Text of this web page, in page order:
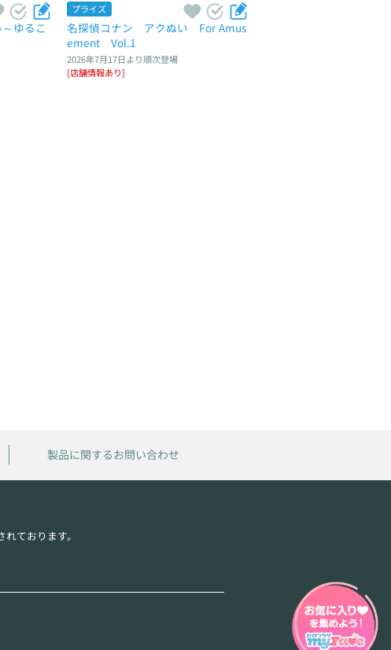
ゆるこ
プライズ
名探偵コナン　アクぬい　For Amus
ement　Vol.1
2026年7月17日より順次登場
[店舗情報あり]
製品に関するお問い合わせ
ております。